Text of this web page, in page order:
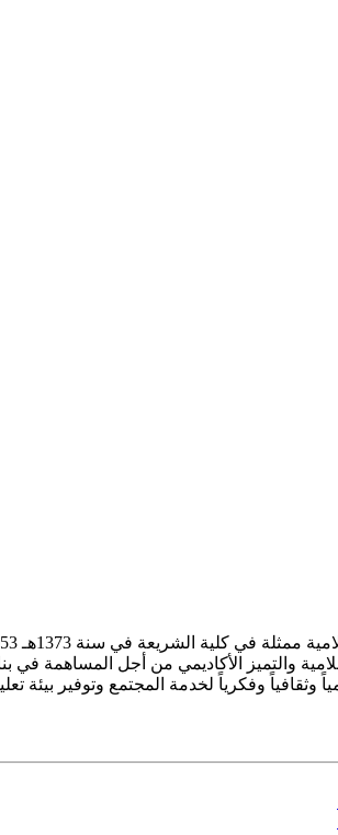
والتميز الأكاديمي من أجل المساهمة
وثقافياً وفكرياً لخدمة المجتمع وتوفير